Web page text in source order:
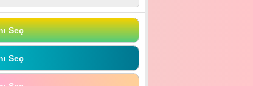
Seç
Seç